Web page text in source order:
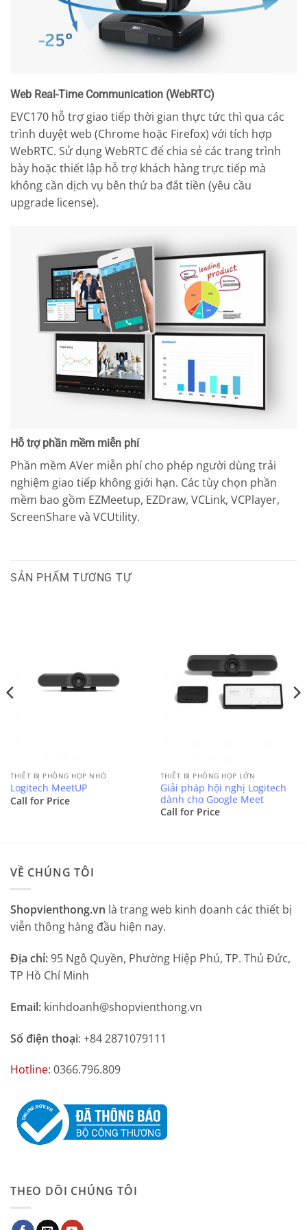
Web Real-Time Communication (WebRTC)
EVC170 hỗ trợ giao tiếp thời gian thực tức thì qua các
trình duyệt web (Chrome hoặc Firefox) với tích hợp
WebRTC. Sử dụng WebRTC để chia sẻ các trang trình
bày hoặc thiết lập hỗ trợ khách hàng trực tiếp mà
không cần dịch vụ bên thứ ba đắt tiền (yêu cầu
upgrade license).
Hỗ trợ phần mềm miễn phí
Phần mềm AVer miễn phí cho phép người dùng trải
nghiệm giao tiếp không giới hạn. Các tùy chọn phần
mềm bao gồm EZMeetup, EZDraw, VCLink, VCPlayer,
ScreenShare và VCUtility.
SẢN PHẨM TƯƠNG TỰ
THIẾT BỊ PHÒNG HỌP NHỎ
Logitech MeetUP
Call for Price
THIẾT BỊ PHÒNG HỌP LỚN
Giải pháp hội nghị Logitech
dành cho Google Meet
Call for Price
VỀ CHÚNG TÔI
Shopvienthong.vn là trang web kinh doanh các thiết bị
viễn thông hàng đầu hiện nay.
Địa chỉ:95 Ngô Quyền, Phường Hiệp Phú, TP. Thủ Đức,
TP Hồ Chí Minh
Email: kinhdoanh@shopvienthong.vn
Số điện thoại: +84 2871079111
Hotline: 0366.796.809
THEO DÕI CHÚNG TÔI